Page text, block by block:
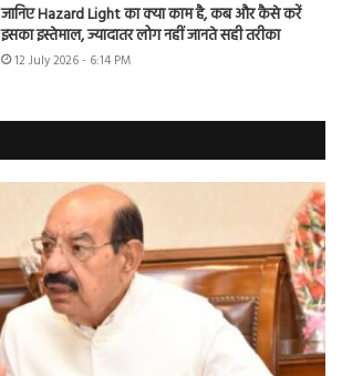
जानिए Hazard Light का क्या काम है, कब और कैसे करें
इसका इस्तेमाल, ज्यादातर लोग नहीं जानते सही तरीका
12 July 2026 - 6:14 PM